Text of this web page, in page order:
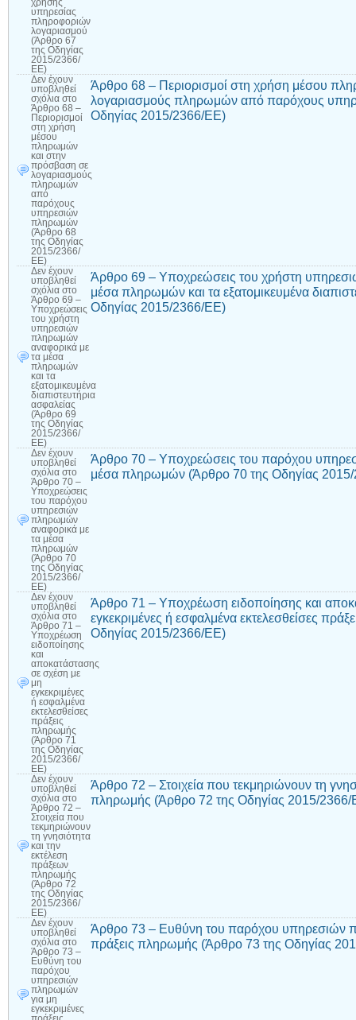
χρήσης
υπηρεσίας
πληροφοριών
λογαριασμού
(Άρθρο 67
της Οδηγίας
2015/2366/
ΕΕ)
Δεν έχουν
υποβληθεί
σχόλια στο
Άρθρο 68 –
Περιορισμοί
στη χρήση
μέσου
πληρωμών
και στην
πρόσβαση σε
λογαριασμούς
πληρωμών
από
παρόχους
υπηρεσιών
πληρωμών
(Άρθρο 68
της Οδηγίας
2015/2366/
ΕΕ)
Άρθρο 68 – Περιορισμοί στη χρήση μέσου
λογαριασμούς πληρωμών από παρόχους
Οδηγίας 2015/2366/ΕΕ)
Δεν έχουν
υποβληθεί
σχόλια στο
Άρθρο 69 –
Υποχρεώσεις
του χρήστη
υπηρεσιών
πληρωμών
αναφορικά με
τα μέσα
πληρωμών
και τα
εξατομικευμένα
διαπιστευτήρια
ασφαλείας
(Άρθρο 69
της Οδηγίας
2015/2366/
ΕΕ)
Άρθρο 69 – Υποχρεώσεις του χρήστη
μέσα πληρωμών και τα εξατομικευμένα
Οδηγίας 2015/2366/ΕΕ)
Δεν έχουν
υποβληθεί
σχόλια στο
Άρθρο 70 –
Υποχρεώσεις
του παρόχου
υπηρεσιών
πληρωμών
αναφορικά με
τα μέσα
πληρωμών
(Άρθρο 70
της Οδηγίας
2015/2366/
ΕΕ)
Άρθρο 70 – Υποχρεώσεις του παρόχου
μέσα πληρωμών (Άρθρο 70 της Οδηγίας
Δεν έχουν
υποβληθεί
σχόλια στο
Άρθρο 71 –
Υποχρέωση
ειδοποίησης
και
αποκατάστασης
σε σχέση με
μη
εγκεκριμένες
ή εσφαλμένα
εκτελεσθείσες
πράξεις
πληρωμής
(Άρθρο 71
της Οδηγίας
2015/2366/
ΕΕ)
Άρθρο 71 – Υποχρέωση ειδοποίησης και
εγκεκριμένες ή εσφαλμένα εκτελεσθείσες
Οδηγίας 2015/2366/ΕΕ)
Δεν έχουν
υποβληθεί
σχόλια στο
Άρθρο 72 –
Στοιχεία που
τεκμηριώνουν
τη γνησιότητα
και την
εκτέλεση
πράξεων
πληρωμής
(Άρθρο 72
της Οδηγίας
2015/2366/
ΕΕ)
Άρθρο 72 – Στοιχεία που τεκμηριώνουν τη
πληρωμής (Άρθρο 72 της Οδηγίας 2015/
Δεν έχουν
υποβληθεί
σχόλια στο
Άρθρο 73 –
Ευθύνη του
παρόχου
υπηρεσιών
πληρωμών
για μη
εγκεκριμένες
Άρθρο 73 – Ευθύνη του παρόχου υπηρεσιών
πράξεις πληρωμής (Άρθρο 73 της Οδηγίας